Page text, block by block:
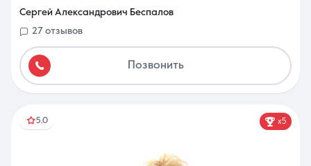
Сергей Александрович Беспалов
27 отзывов
Позвонить
5.0 x5